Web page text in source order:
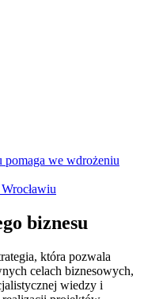
pomaga we wdrożeniu
biznesu
która pozwala
celach biznesowych,
wiedzy i